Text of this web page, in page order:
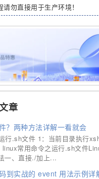
勿直接用于生产环境！
章
？两种方法详解一看就会
行.sh文件 1：当前目录执行
常用命令之运行.sh文件
一、直接./加上...
到实战的 event 用法示例详